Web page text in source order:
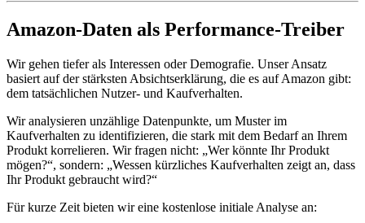
Amazon-Daten als Performance-Treiber
Wir gehen tiefer als Interessen oder Demografie. Unser Ansatz
basiert auf der stärksten Absichtserklärung, die es auf Amazon gibt:
dem tatsächlichen Nutzer- und Kaufverhalten.
Wir analysieren unzählige Datenpunkte, um Muster im
Kaufverhalten zu identifizieren, die stark mit dem Bedarf an Ihrem
Produkt korrelieren. Wir fragen nicht: „Wer könnte Ihr Produkt
mögen?“, sondern: „Wessen kürzliches Kaufverhalten zeigt an, dass
Ihr Produkt gebraucht wird?“
Für kurze Zeit bieten wir eine kostenlose initiale Analyse an: